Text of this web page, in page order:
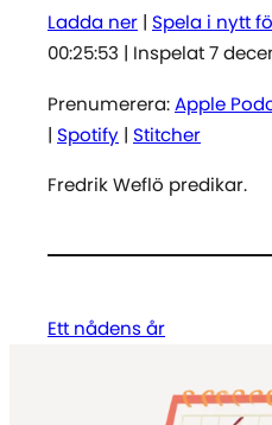
Ladda ner Spela i nytt
00:25:53
Inspelat 7
Prenumerera: Apple
Spotify Stitcher
Fredrik Weflö predikar.
Ett nådens år